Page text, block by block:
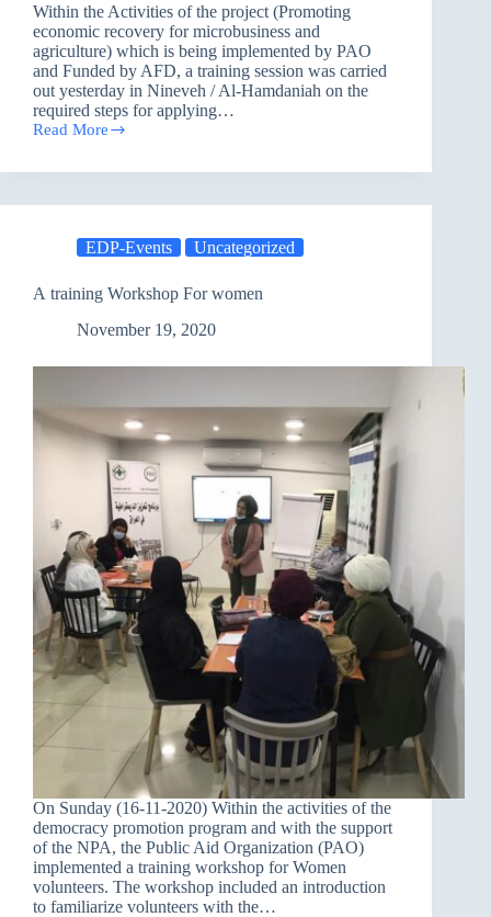
Within the Activities of the project (Promoting
economic recovery for microbusiness and
agriculture) which is being implemented by PAO
and Funded by AFD, a training session was carried
out yesterday in Nineveh / Al-Hamdaniah on the
required steps for applying…
Read More
Promoting
recovery
agriculture/EDP-Events Uncategorized
A training Workshop For women
November 19, 2020
On Sunday (16-11-2020) Within the activities of the
democracy promotion program and with the support
of the NPA, the Public Aid Organization (PAO)
implemented a training workshop for Women
volunteers. The workshop included an introduction
to familiarize volunteers with the…